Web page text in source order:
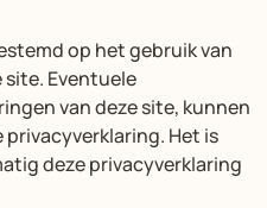
op het gebruik van
site. Eventuele
van deze site, kunnen
Het is
deze privacyverklaring